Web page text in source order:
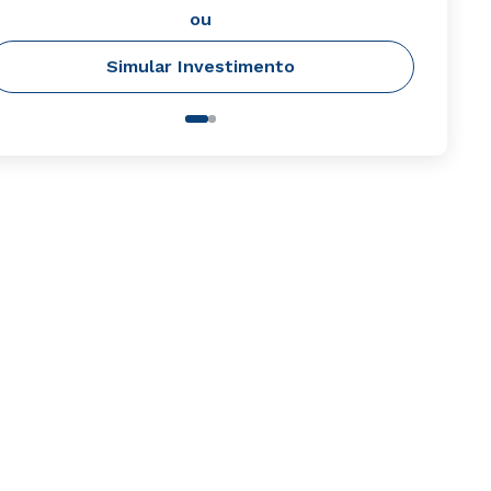
ou
Simular Investimento